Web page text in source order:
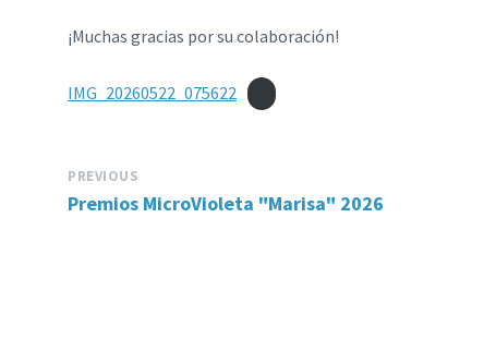
​¡Muchas gracias por su colaboración!
IMG_20260522_075622
PREVIOUS
Premios MicroVioleta "Marisa" 2026